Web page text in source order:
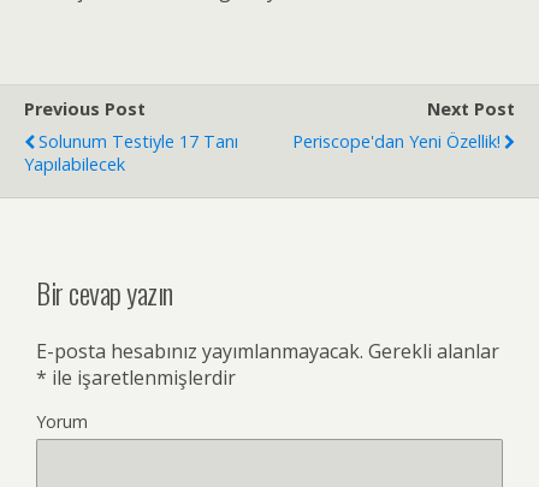
Previous Post
Solunum Testiyle 17 Tanı
Yapılabilecek
Next Post
Periscope'dan Yeni Özellik!
Bir cevap yazın
E-posta hesabınız yayımlanmayacak. Gerekli alanlar
* ile işaretlenmişlerdir
Yorum